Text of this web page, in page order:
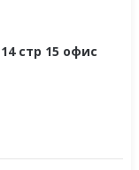
стр 15 офис